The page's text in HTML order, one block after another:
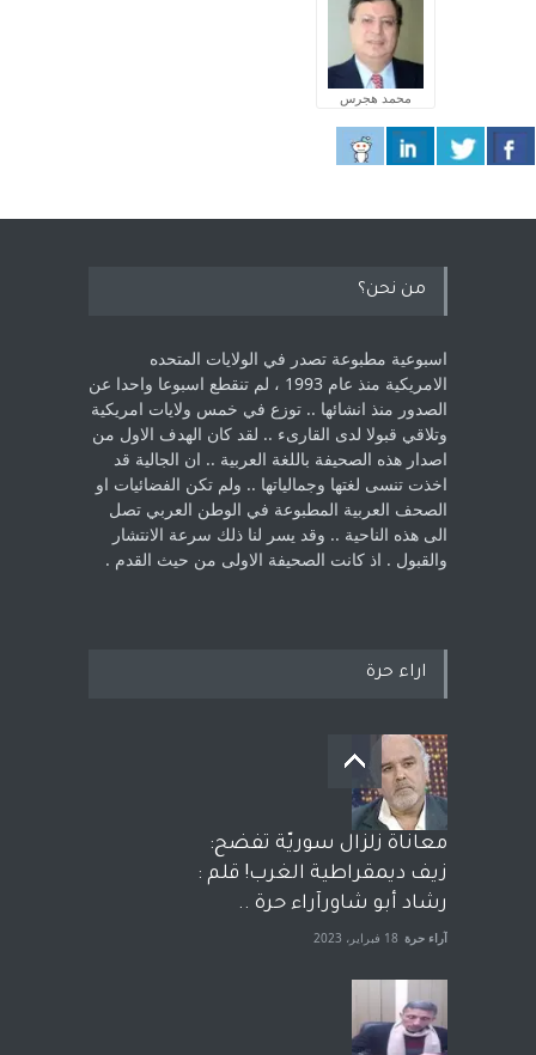
محمد هجرس
من نحن؟
اسبوعية مطبوعة تصدر في الولايات المتحده
الامريكية منذ عام 1993 ، لم ‏تنقطع اسبوعا واحدا عن
الصدور منذ انشائها .. توزع في خمس ولايات امريكية
‏وتلاقي قبولا لدى القارىء ..‏ لقد كان الهدف الاول من
اصدار هذه الصحيفة باللغة العربية .. ان الجالية قد
اخذت ‏تنسى لغتها وجمالياتها .. ولم تكن الفضائيات او
الصحف العربية المطبوعة في الوطن ‏العربي تصل
الى هذه الناحية .. وقد يسر لنا ذلك سرعة الانتشار
والقبول . اذ كانت ‏الصحيفة الاولى من حيث القدم . ‏
اراء حرة
معاناة زلزال سوريّة تفضح:
زيف ديمقراطية الغرب! قلم :
رشاد أبو شاورآراء حرة ..
آراء حرة 18 فبراير، 2023